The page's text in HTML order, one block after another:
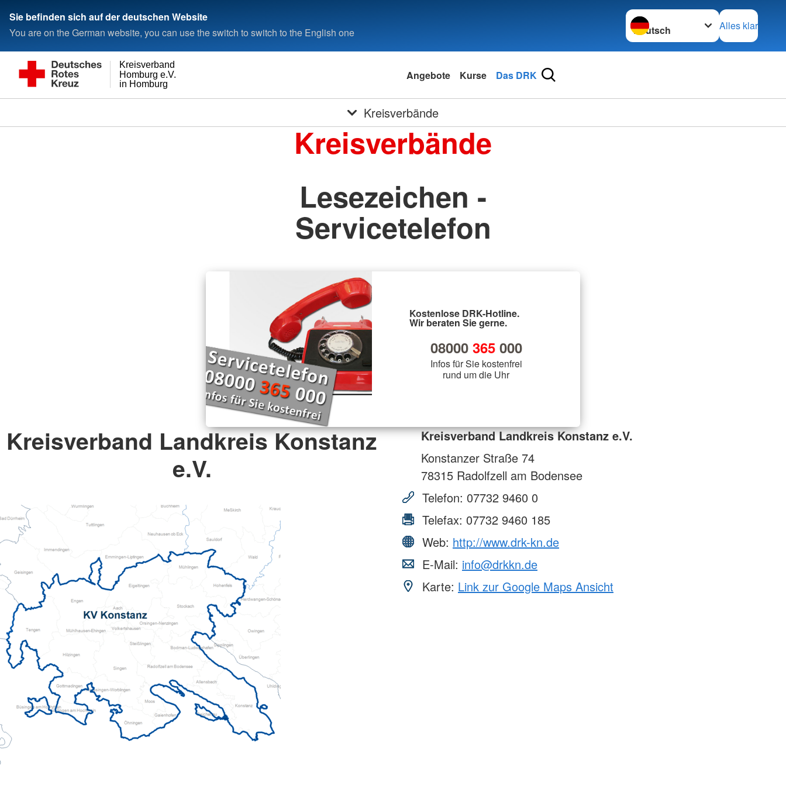
Sie befinden sich auf der deutschen Website
You are on the German website, you can use the switch to switch to the English one
Sprache wechseln zu
Alles klar
in Homburg
Homburg e.V.
Kreisverband
Angebote Kurse Das DRK
Kreisverbände
Kreisverbände
Lesezeichen -
Servicetelefon
Kostenlose DRK-Hotline.
Wir beraten Sie gerne.
08000 365000
Infos für Sie kostenfrei
rund um die Uhr
Kreisverband Landkreis Konstanz
e.V.
Kreisverband Landkreis Konstanz e.V.
Konstanzer Straße 74
78315 Radolfzell am Bodensee
Telefon: 07732 9460 0
Telefax: 07732 9460 185
Web: http://www.drk-kn.de
E-Mail: info@drkkn.de
Karte: Link zur Google Maps Ansicht